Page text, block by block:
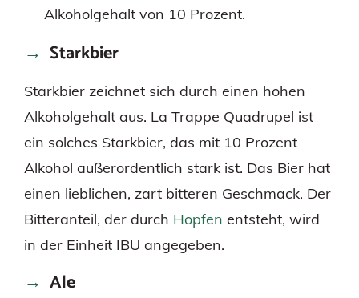
Alkoholgehalt von 10 Prozent.
Starkbier
Starkbier zeichnet sich durch einen hohen
Alkoholgehalt aus. La Trappe Quadrupel ist
ein solches Starkbier, das mit 10 Prozent
Alkohol außerordentlich stark ist. Das Bier hat
einen lieblichen, zart bitteren Geschmack. Der
Bitteranteil, der durch Hopfen entsteht, wird
in der Einheit IBU angegeben.
Ale